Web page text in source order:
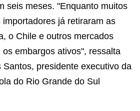
seis meses. "Enquanto muitos
já retiraram as
o Chile e outros mercados
embargos ativos", ressalta
Santos, presidente executivo da
do Rio Grande do Sul